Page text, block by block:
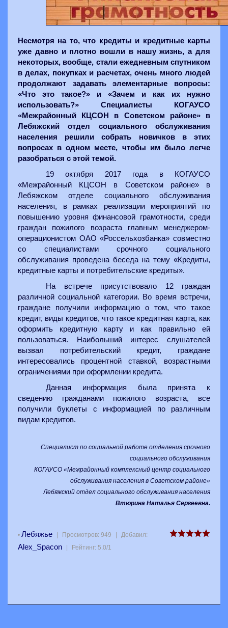
Несмотря на то, что кредиты и кредитные карты
уже давно и плотно вошли в нашу жизнь, а для
некоторых, вообще, стали ежедневным спутником
в делах, покупках и расчетах, очень много людей
продолжают задавать элементарные вопросы:
«Что это такое?» и «Зачем и как их нужно
использовать?» Специалисты КОГАУСО
«Межрайонный КЦСОН в Советском районе» в
Лебяжский отдел социального обслуживания
населения решили собрать новичков в этих
вопросах в одном месте, чтобы им было легче
разобраться с этой темой.
19 октября 2017 года в КОГАУСО
«Межрайонный КЦСОН в Советском районе» в
Лебяжском отделе социального обслуживания
населения, в рамках реализации мероприятий по
повышению уровня финансовой грамотности, среди
граждан пожилого возраста главным менеджером-
операционистом ОАО «Россельхозбанка» совместно
со специалистами срочного социального
обслуживания проведена беседа на тему «Кредиты,
кредитные карты и потребительские кредиты».
На встрече присутствовало 12 граждан
различной социальной категории. Во время встречи,
граждане получили информацию о том, что такое
кредит, виды кредитов, что такое кредитная карта, как
оформить кредитную карту и как правильно ей
пользоваться. Наибольший интерес слушателей
вызвал потребительский кредит, граждане
интересовались процентной ставкой, возрастными
ограничениями при оформлении кредита.
Данная информация была принята к
сведению гражданами пожилого возраста, все
получили буклеты с информацией по различным
видам кредитов.
Специалист по социальной работе отделения срочного
социального обслуживания
КОГАУСО «Межрайонный комплексный центр социального
обслуживания населения в Советском районе»
Лебяжский отдел социального обслуживания населения
Втюрина Наталья Сергеевна.
• Лебяжье Просмотров: 949 Добавил:
Alex_Spacon Рейтинг: 5.0/1